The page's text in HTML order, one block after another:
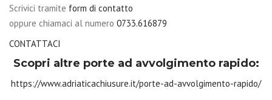
Scrivici tramite form di contatto
oppure chiamaci al numero 0733.616879
CONTATTACI
Scopri altre porte ad avvolgimento rapido:
https://www.adriaticachiusure.it/porte-ad-avvolgimento-rapido/